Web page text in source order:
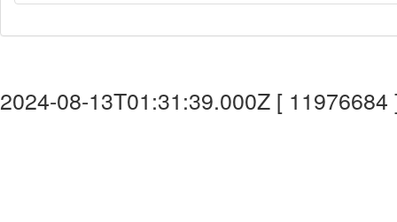
2024-08-13T01:31:39.000Z [ 11976684